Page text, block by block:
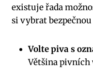
existuje řada
si vybrat
Volte piva s
Většina